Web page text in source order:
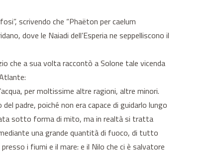
scrivendo che “Phaëton per caelum
dove le Naiadi dell’Esperia ne seppelliscono il
che a sua volta raccontò a Solone tale vicenda
per moltissime altre ragioni, altre minori.
padre, poiché non era capace di guidarlo lungo
sotto forma di mito, ma in realtà si tratta
una grande quantità di fuoco, di tutto
i fiumi e il mare: e il Nilo che ci è salvatore